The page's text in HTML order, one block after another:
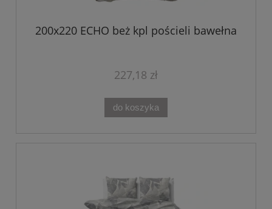
200x220 ECHO beż kpl pościeli bawełna
227,18 zł
do koszyka